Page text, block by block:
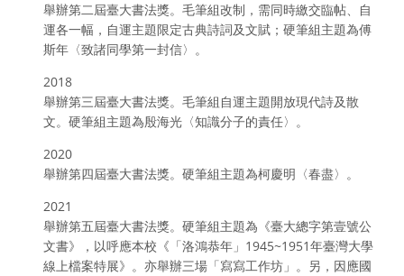
舉辦第二屆臺大書法獎。毛筆組改制，需同時繳交臨帖、自
運各一幅，自運主題限定古典詩詞及文賦；硬筆組主題為傅
斯年〈致諸同學第一封信〉。
2018
舉辦第三屆臺大書法獎。毛筆組自運主題開放現代詩及散
文。硬筆組主題為殷海光〈知識分子的責任〉。
2020
舉辦第四屆臺大書法獎。硬筆組主題為柯慶明〈春盡〉。
2021
舉辦第五屆臺大書法獎。硬筆組主題為《臺大總字第壹號公
文書》，以呼應本校《「洛鴻恭年」1945~1951年臺灣大學
線上檔案特展》。亦舉辦三場「寫寫工作坊」。另，因應國